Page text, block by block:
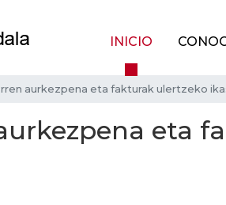
INICIO
aurkezpena eta fakturak ulertzeko
eta